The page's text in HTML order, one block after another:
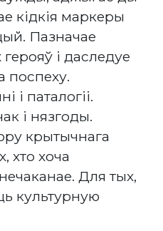
кідкія маркеры
Пазначае
і даследуе
поспеху.
і паталогіі.
і нязгоды.
крытычнага
хто хоча
Для тых,
культурную